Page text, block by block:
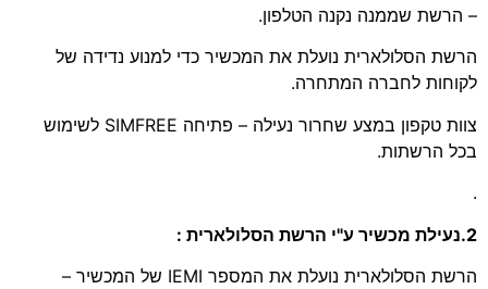
– הרשת שממנה נקנה הטלפון.
הרשת הסלולארית נועלת את המכשיר כדי למנוע נדידה של
לקוחות לחברה המתחרה.
צוות טקפון במצע שחרור נעילה – פתיחה SIMFREE לשימוש
בכל הרשתות.
.
2.נעילת מכשיר ע"י הרשת הסלולארית :
הרשת הסלולארית נועלת את המספר IEMI של המכשיר –